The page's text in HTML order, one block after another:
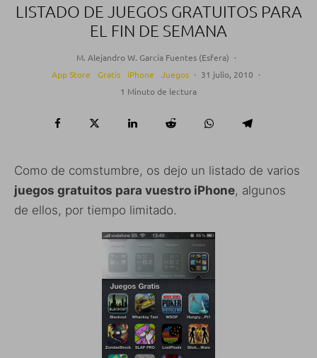
LISTADO DE JUEGOS GRATUITOS PARA
EL FIN DE SEMANA
M. Alejandro W. García Fuentes (Esfera) ·
App Store
Gratis iPhone Juegos · 31 julio, 2010 ·
1 Minuto de lectura
Como de comstumbre, os dejo un listado de varios
juegos gratuitos para vuestro iPhone, algunos
de ellos, por tiempo limitado.